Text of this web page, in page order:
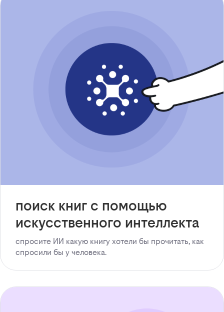
поиск книг с помощью
искусственного интеллекта
спросите ИИ какую книгу хотели бы прочитать, как
спросили бы у человека.